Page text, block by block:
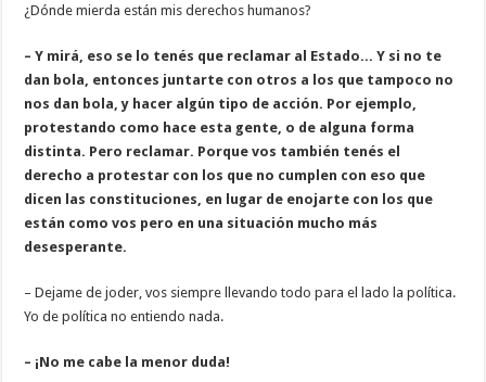
¿Dónde mierda están mis derechos humanos?
– Y mirá, eso se lo tenés que reclamar al Estado... Y si no te
dan bola, entonces juntarte con otros a los que tampoco no
nos dan bola, y hacer algún tipo de acción. Por ejemplo,
protestando como hace esta gente, o de alguna forma
distinta. Pero reclamar. Porque vos también tenés el
derecho a protestar con los que no cumplen con eso que
dicen las constituciones, en lugar de enojarte con los que
están como vos pero en una situación mucho más
desesperante.
– Dejame de joder, vos siempre llevando todo para el lado la política.
Yo de política no entiendo nada.
– ¡No me cabe la menor duda!